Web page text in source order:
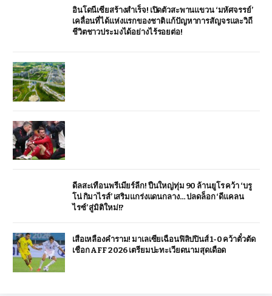
อินโดนีเซียสร้างสำเร็จ! เปิดตัวสะพานแขวน ‘มหัศจรรย์’
เคลื่อนที่ได้แห่งแรกของชาติ แก้ปัญหาการสัญจรและวิถี
ชีวิตชาวประมงได้อย่างไร้รอยต่อ!
ดีลสะเทือนพรีเมียร์ลีก! ปืนใหญ่ทุ่ม 90 ล้านยูโร คว้า ‘บรู
โน่ กิมาไรส์’ เสริมแกร่งแดนกลาง… ปลดล็อก ‘ดีแคลน
ไรซ์’ สู่มิติใหม่!?
เสือเหลืองคำราม! มาเลเซียเฉือนฟิลิปปินส์ 1-0 คว้าตั๋วตัด
เชือก AFF 2026 เตรียมปะทะเวียดนามสุดเดือด